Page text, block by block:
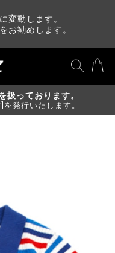
変動します。
お勧めします。
扱っております。
発行いたします。